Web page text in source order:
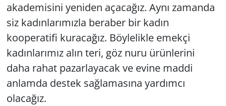
akademisini yeniden açacağız. Aynı zamanda
siz kadınlarımızla beraber bir kadın
kooperatifi kuracağız. Böylelikle emekçi
kadınlarımız alın teri, göz nuru ürünlerini
daha rahat pazarlayacak ve evine maddi
anlamda destek sağlamasına yardımcı
olacağız.